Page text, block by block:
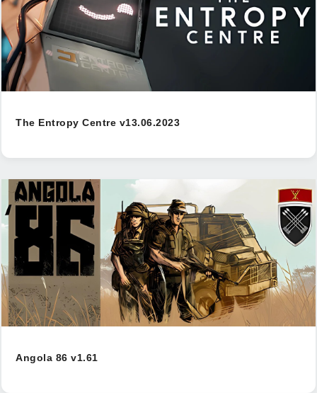
The Entropy Centre v13.06.2023
Angola 86 v1.61